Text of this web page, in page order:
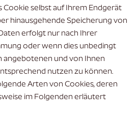
Cookie selbst auf Ihrem Endgerät
hinausgehende Speicherung von
erfolgt nur nach Ihrer
oder wenn dies unbedingt
angebotenen und von Ihnen
nutzen zu können.
Arten von Cookies, deren
im Folgenden erläutert